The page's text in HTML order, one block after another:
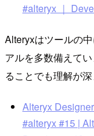
#alteryx ｜
Alteryxはツールの
アルを多数備えて
ることでも理解が深
Alteryx
#alteryx #15 |